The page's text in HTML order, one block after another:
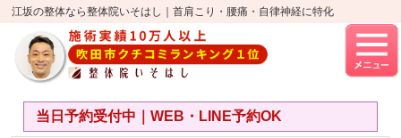
江坂の整体なら整体院いそはし｜首肩こり・腰痛・自律神経に特化
当日予約受付中｜WEB・LINE予約OK